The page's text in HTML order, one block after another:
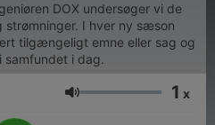
DOX undersøger vi de
I hver ny sæson
tilgængeligt emne eller sag og
i dag.
Lydstyrke 1 x